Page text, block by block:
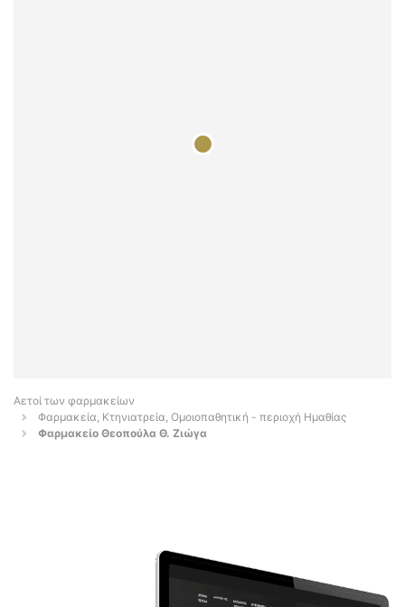
Αετοί των φαρμακείων
Φαρμακεία, Κτηνιατρεία, Ομοιοπαθητική - περιοχή Ημαθίας
Φαρμακείο Θεοπούλα Θ. Ζιώγα